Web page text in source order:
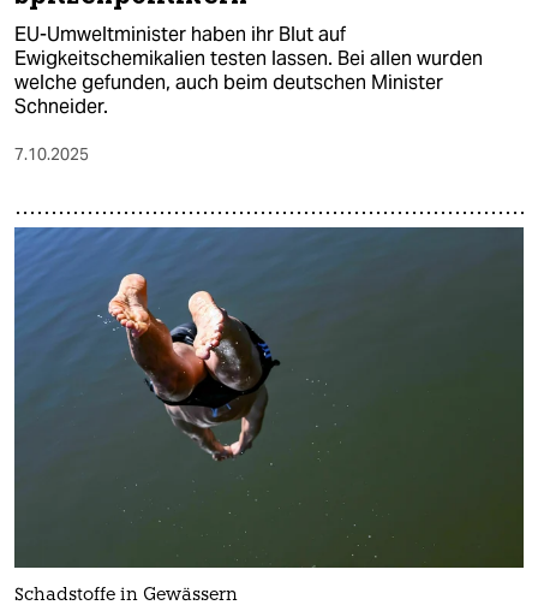
EU-Umweltminister haben ihr Blut auf
Ewigkeitschemikalien testen lassen. Bei allen wurden
welche gefunden, auch beim deutschen Minister
Schneider.
7.10.2025
Schadstoffe in Gewässern